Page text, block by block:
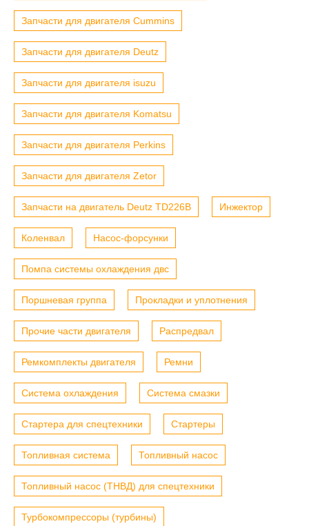
Запчасти для двигателя Cummins
Запчасти для двигателя Deutz
Запчасти для двигателя isuzu
Запчасти для двигателя Komatsu
Запчасти для двигателя Perkins
Запчасти для двигателя Zetor
Запчасти на двигатель Deutz TD226B Инжектор
Коленвал Насос-форсунки
Помпа системы охлаждения двс
Поршневая группа Прокладки и уплотнения
Прочие части двигателя Распредвал
Ремкомплекты двигателя Ремни
Система охлаждения Система смазки
Стартера для спецтехники Стартеры
Топливная система Топливный насос
Топливный насос (ТНВД) для спецтехники
Турбокомпрессоры (турбины)